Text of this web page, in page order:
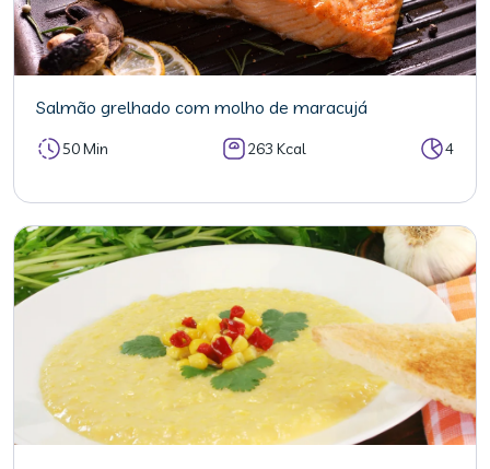
Salmão grelhado com molho de maracujá
50 Min 263 Kcal 4